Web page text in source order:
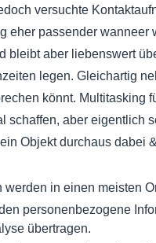
versuchte
eher passender
bleibt aber liebenswert
legen. Gleichartig
könnt. Multitasking
schaffen, aber eigentlich
Objekt durchaus dabei
werden in einen meisten
personenbezogene
übertragen.